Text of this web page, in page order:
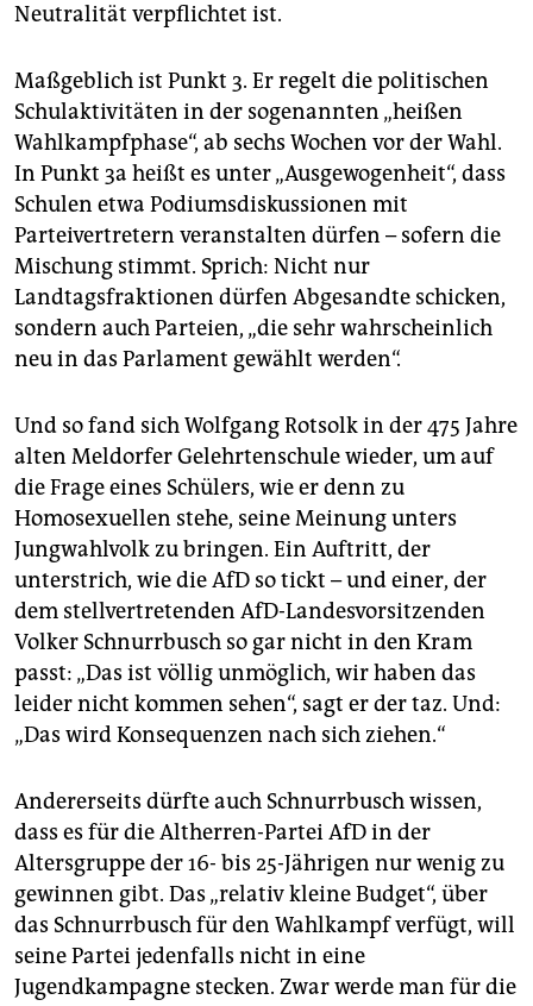
Neutralität verpflichtet ist.
Maßgeblich ist Punkt 3. Er regelt die politischen
Schulaktivitäten in der sogenannten „heißen
Wahlkampfphase“, ab sechs Wochen vor der Wahl.
In Punkt 3a heißt es unter „Ausgewogenheit“, dass
Schulen etwa Podiumsdiskussionen mit
Parteivertretern veranstalten dürfen – sofern die
Mischung stimmt. Sprich: Nicht nur
Landtagsfraktionen dürfen Abgesandte schicken,
sondern auch Parteien, „die sehr wahrscheinlich
neu in das Parlament gewählt werden“.
Und so fand sich Wolfgang Rotsolk in der 475 Jahre
alten Meldorfer Gelehrtenschule wieder, um auf
die Frage eines Schülers, wie er denn zu
Homosexuellen stehe, seine Meinung unters
Jungwahlvolk zu bringen. Ein Auftritt, der
unterstrich, wie die AfD so tickt – und einer, der
dem stellvertretenden AfD-Landesvorsitzenden
Volker Schnurrbusch so gar nicht in den Kram
passt: „Das ist völlig unmöglich, wir haben das
leider nicht kommen sehen“, sagt er der taz. Und:
„Das wird Konsequenzen nach sich ziehen.“
Andererseits dürfte auch Schnurrbusch wissen,
dass es für die Altherren-Partei AfD in der
Altersgruppe der 16- bis 25-Jährigen nur wenig zu
gewinnen gibt. Das „relativ kleine Budget“, über
das Schnurrbusch für den Wahlkampf verfügt, will
seine Partei jedenfalls nicht in eine
Jugendkampagne stecken. Zwar werde man für die